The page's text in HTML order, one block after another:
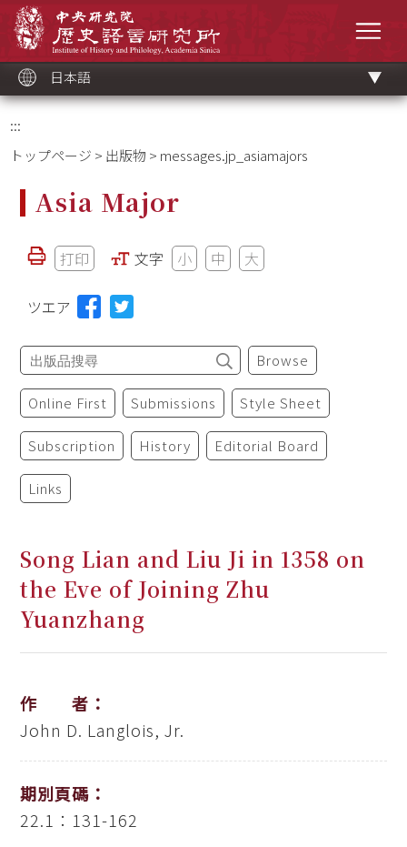
ッ
ク
日本語
:::
トップページ > 出版物 > messages.jp_asiamajors
Asia Major
打印 文字 小 中 大
ツエア
Browse
Online First Submissions Style Sheet
Subscription History Editorial Board
Links
Song Lian and Liu Ji in 1358 on
the Eve of Joining Zhu
Yuanzhang
作 者：
John D. Langlois, Jr.
期別頁碼：
22.1：131-162